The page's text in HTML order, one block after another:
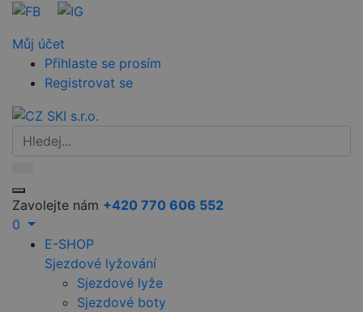
Můj účet
Přihlaste se prosím
Registrovat se
Zavolejte nám +420 770 606 552
0
E-SHOP
Sjezdové lyžování
Sjezdové lyže
Sjezdové boty